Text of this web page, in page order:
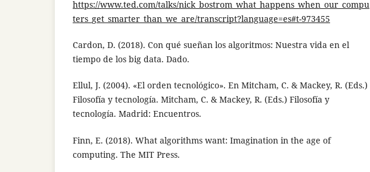
https://www.ted.com/talks/nick_bostrom_what_happens_when_our_compu
ters_get_smarter_than_we_are/transcript?language=es#t-973455
Cardon, D. (2018). Con qué sueñan los algoritmos: Nuestra vida en el
tiempo de los big data. Dado.
Ellul, J. (2004). «El orden tecnológico». En Mitcham, C. & Mackey, R. (Eds.)
Filosofía y tecnología. Mitcham, C. & Mackey, R. (Eds.) Filosofía y
tecnología. Madrid: Encuentros.
Finn, E. (2018). What algorithms want: Imagination in the age of
computing. The MIT Press.